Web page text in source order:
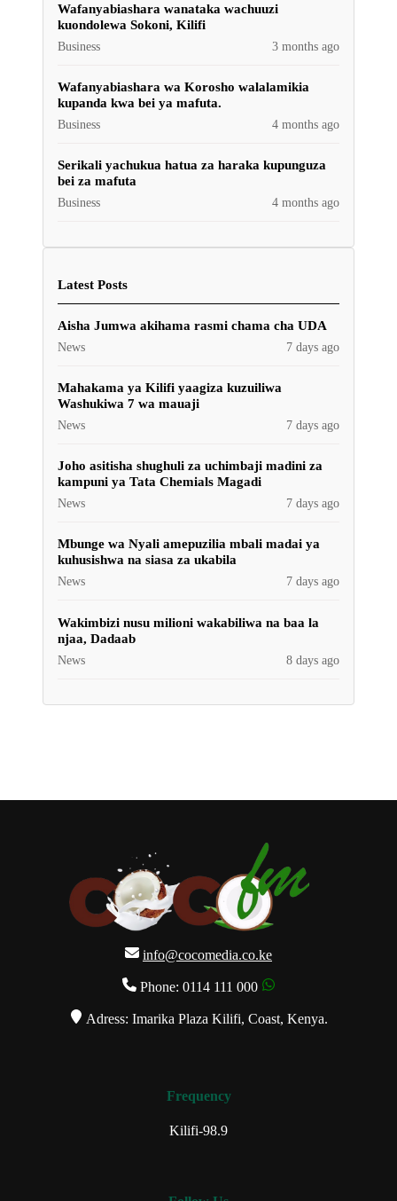
Wafanyabiashara wanataka wachuuzi
kuondolewa Sokoni, Kilifi
Business 3 months ago
Wafanyabiashara wa Korosho walalamikia
kupanda kwa bei ya mafuta.
Business 4 months ago
Serikali yachukua hatua za haraka kupunguza
bei za mafuta
Business 4 months ago
Latest Posts
Aisha Jumwa akihama rasmi chama cha UDA
News 7 days ago
Mahakama ya Kilifi yaagiza kuzuiliwa
Washukiwa 7 wa mauaji
News 7 days ago
Joho asitisha shughuli za uchimbaji madini za
kampuni ya Tata Chemials Magadi
News 7 days ago
Mbunge wa Nyali amepuzilia mbali madai ya
kuhusishwa na siasa za ukabila
News 7 days ago
Wakimbizi nusu milioni wakabiliwa na baa la
njaa, Dadaab
News 8 days ago
info@cocomedia.co.ke
Phone: 0114 111 000
Adress: Imarika Plaza Kilifi, Coast, Kenya.
Frequency
Kilifi-98.9